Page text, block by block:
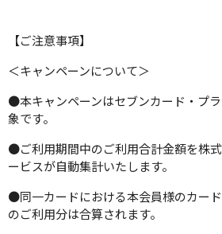
【ご注意事項】
＜キャンペーンについて＞
●本キャンペーンはセブンカード・プ
象です。
●ご利用期間中のご利用合計金額を株
ービスが自動集計いたします。
●同一カードにおける本会員様のカー
のご利用分は合算されます。